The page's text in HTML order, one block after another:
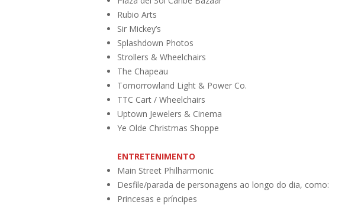
Rubio Arts
Sir Mickey’s
Splashdown Photos
Strollers & Wheelchairs
The Chapeau
Tomorrowland Light & Power Co.
TTC Cart / Wheelchairs
Uptown Jewelers & Cinema
Ye Olde Christmas Shoppe
ENTRETENIMENTO
Main Street Philharmonic
Desfile/parada de personagens ao longo do dia, como:
Princesas e príncipes